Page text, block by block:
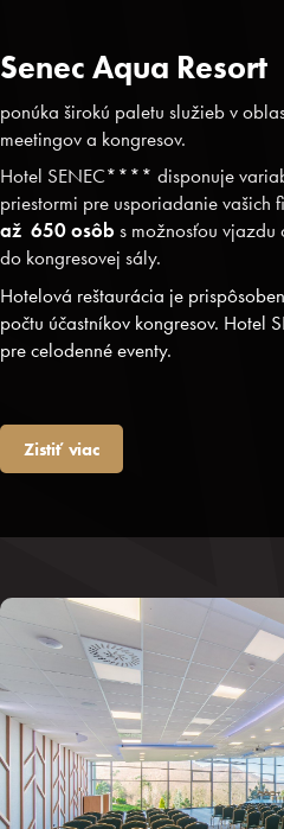
Senec Aqua Resort
ponúka širokú paletu služieb v
meetingov a kongresov.
Hotel SENEC**** disponuje
priestormi pre usporiadanie vašich
až 650 osôb s možnosťou
do kongresovej sály.
Hotelová reštaurácia je
počtu účastníkov kongresov. Hotel
pre celodenné eventy.
Zistiť viac